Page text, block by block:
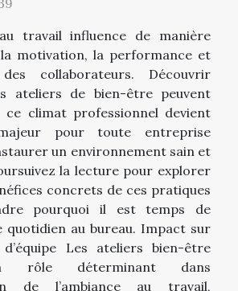
au travail influence de manière
motivation, la performance et
collaborateurs. Découvrir
ateliers de bien-être peuvent
climat professionnel devient
pour toute entreprise
un environnement sain et
la lecture pour explorer
concrets de ces pratiques
pourquoi il est temps de
quotidien au bureau. Impact sur
Les ateliers bien-être
rôle déterminant dans
de l’ambiance au travail,